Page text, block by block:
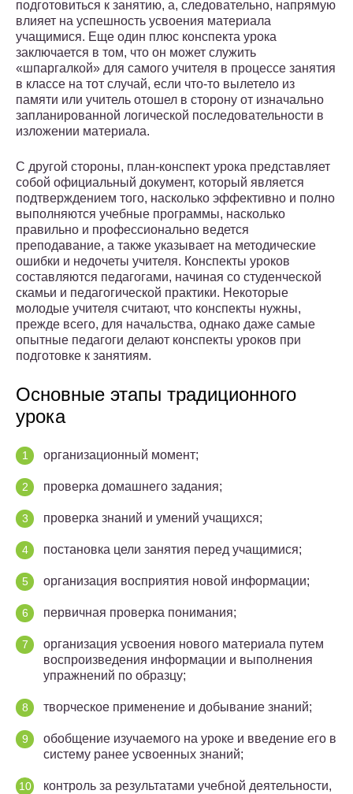
подготовиться к занятию, а, следовательно, напрямую
влияет на успешность усвоения материала
учащимися. Еще один плюс конспекта урока
заключается в том, что он может служить
«шпаргалкой» для самого учителя в процессе занятия
в классе на тот случай, если что-то вылетело из
памяти или учитель отошел в сторону от изначально
запланированной логической последовательности в
изложении материала.
С другой стороны, план-конспект урока представляет
собой официальный документ, который является
подтверждением того, насколько эффективно и полно
выполняются учебные программы, насколько
правильно и профессионально ведется
преподавание, а также указывает на методические
ошибки и недочеты учителя. Конспекты уроков
составляются педагогами, начиная со студенческой
скамьи и педагогической практики. Некоторые
молодые учителя считают, что конспекты нужны,
прежде всего, для начальства, однако даже самые
опытные педагоги делают конспекты уроков при
подготовке к занятиям.
Основные этапы традиционного
урока
организационный момент;
проверка домашнего задания;
проверка знаний и умений учащихся;
постановка цели занятия перед учащимися;
организация восприятия новой информации;
первичная проверка понимания;
организация усвоения нового материала путем
воспроизведения информации и выполнения
упражнений по образцу;
творческое применение и добывание знаний;
обобщение изучаемого на уроке и введение его в
систему ранее усвоенных знаний;
контроль за результатами учебной деятельности,